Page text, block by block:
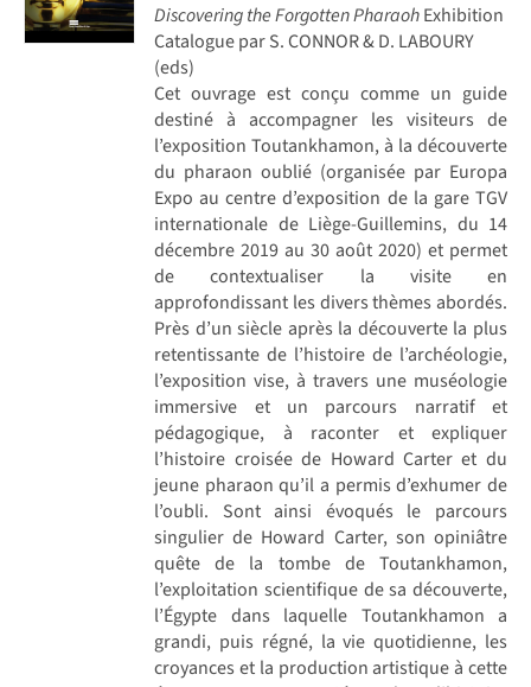
Discovering the Forgotten PharaohExhibition
Catalogue par S. CONNOR & D. LABOURY
(eds)
Cet ouvrage est conçu comme un guide
destiné à accompagner les visiteurs de
l’exposition Toutankhamon, à la découverte
du pharaon oublié (organisée par Europa
Expo au centre d’exposition de la gare TGV
internationale de Liège-Guillemins, du 14
décembre 2019 au 30 août 2020) et permet
de contextualiser la visite en
approfondissant les divers thèmes abordés.
Près d’un siècle après la découverte la plus
retentissante de l’histoire de l’archéologie,
l’exposition vise, à travers une muséologie
immersive et un parcours narratif et
pédagogique, à raconter et expliquer
l’histoire croisée de Howard Carter et du
jeune pharaon qu’il a permis d’exhumer de
l’oubli. Sont ainsi évoqués le parcours
singulier de Howard Carter, son opiniâtre
quête de la tombe de Toutankhamon,
l’exploitation scientifique de sa découverte,
l’Égypte dans laquelle Toutankhamon a
grandi, puis régné, la vie quotidienne, les
croyances et la production artistique à cette